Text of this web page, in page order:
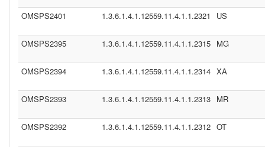
OMSPS2401 1.3.6.1.4.1.12559.11.4.1.1.2321 US
OMSPS2395 1.3.6.1.4.1.12559.11.4.1.1.2315 MG
OMSPS2394 1.3.6.1.4.1.12559.11.4.1.1.2314 XA
OMSPS2393 1.3.6.1.4.1.12559.11.4.1.1.2313 MR
OMSPS2392 1.3.6.1.4.1.12559.11.4.1.1.2312 OT